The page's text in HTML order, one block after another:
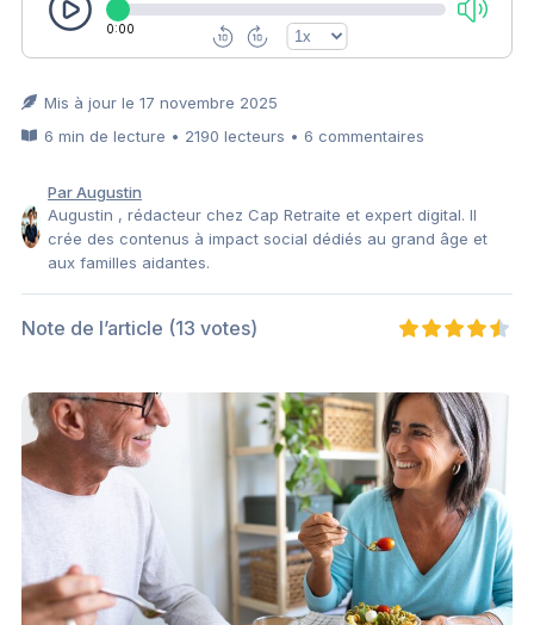
0:00
Mis à jour le 17 novembre 2025
6 min de lecture • 2190 lecteurs • 6 commentaires
Par Augustin
Augustin , rédacteur chez Cap Retraite et expert digital. Il
crée des contenus à impact social dédiés au grand âge et
aux familles aidantes.
Note de l’article (13 votes)